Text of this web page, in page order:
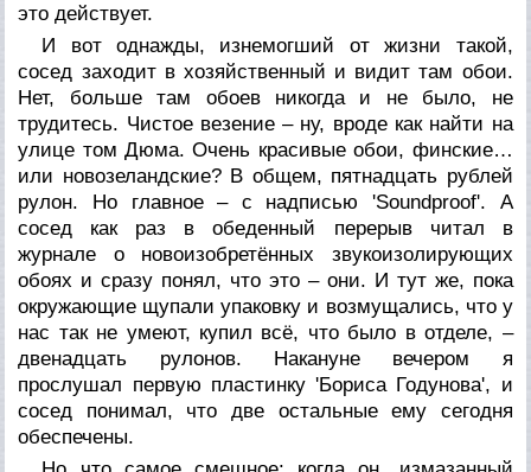
это действует.
И вот однажды, изнемогший от жизни такой,
сосед заходит в хозяйственный и видит там обои.
Нет, больше там обоев никогда и не было, не
трудитесь. Чистое везение – ну, вроде как найти на
улице том Дюма. Очень красивые обои, финские…
или новозеландские? В общем, пятнадцать рублей
рулон. Но главное – с надписью 'Soundproof'. А
сосед как раз в обеденный перерыв читал в
журнале о новоизобретённых звукоизолирующих
обоях и сразу понял, что это – они. И тут же, пока
окружающие щупали упаковку и возмущались, что у
нас так не умеют, купил всё, что было в отделе, –
двенадцать рулонов. Накануне вечером я
прослушал первую пластинку 'Бориса Годунова', и
сосед понимал, что две остальные ему сегодня
обеспечены.